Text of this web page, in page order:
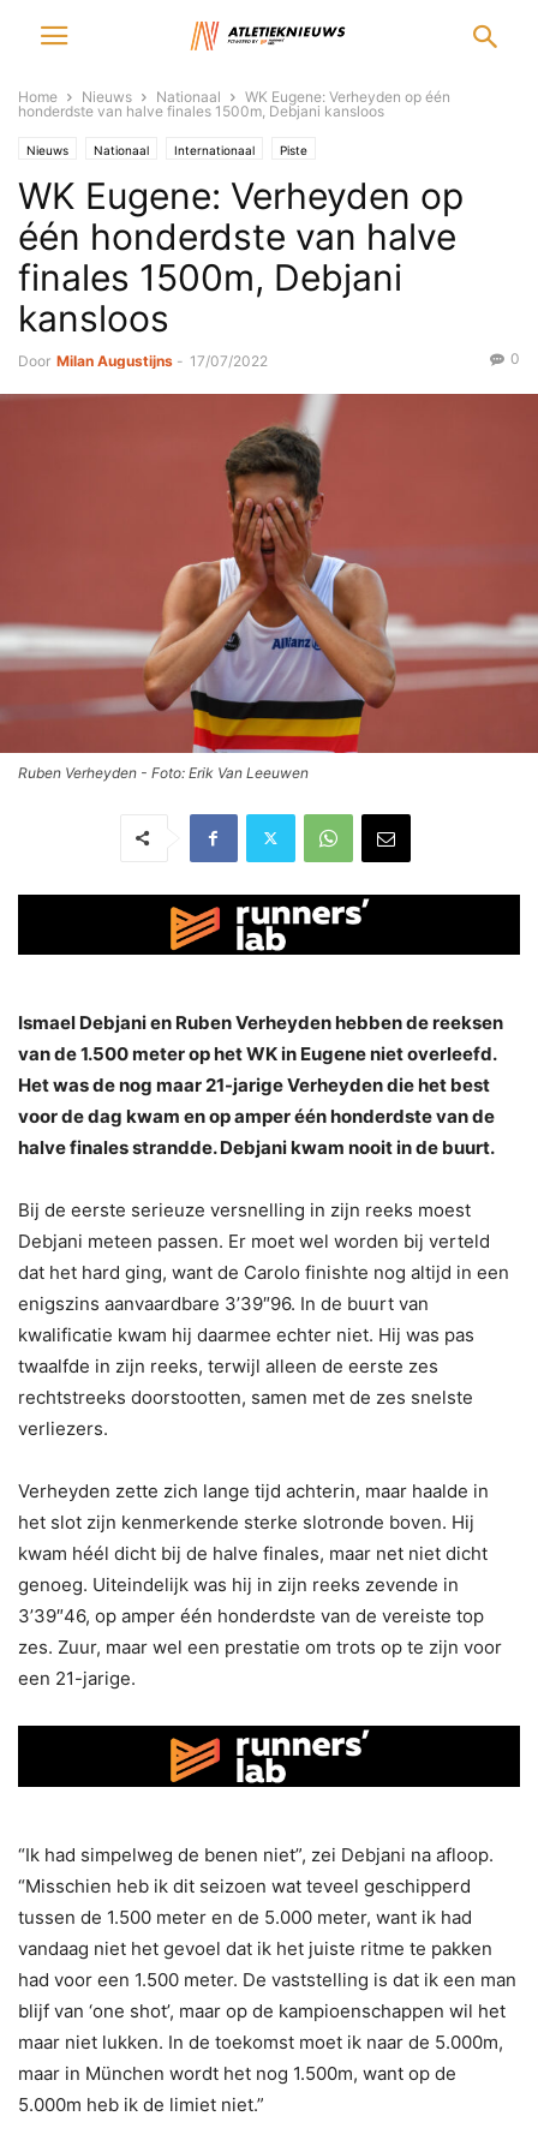
Home Nieuws Nationaal
WK Eugene: Verheyden op één
honderdste van halve finales 1500m, Debjani kansloos
Nieuws Nationaal Internationaal Piste
WK Eugene: Verheyden op
één honderdste van halve
finales 1500m, Debjani
kansloos
Door Milan Augustijns - 17/07/2022 0
Ruben Verheyden - Foto: Erik Van Leeuwen
Ismael Debjani en Ruben Verheyden hebben de reeksen
van de 1.500 meter op het WK in Eugene niet overleefd.
Het was de nog maar 21-jarige Verheyden die het best
voor de dag kwam en op amper één honderdste van de
halve finales strandde. Debjani kwam nooit in de buurt.
Bij de eerste serieuze versnelling in zijn reeks moest
Debjani meteen passen. Er moet wel worden bij verteld
dat het hard ging, want de Carolo finishte nog altijd in een
enigszins aanvaardbare 3’39″96. In de buurt van
kwalificatie kwam hij daarmee echter niet. Hij was pas
twaalfde in zijn reeks, terwijl alleen de eerste zes
rechtstreeks doorstootten, samen met de zes snelste
verliezers.
Verheyden zette zich lange tijd achterin, maar haalde in
het slot zijn kenmerkende sterke slotronde boven. Hij
kwam héél dicht bij de halve finales, maar net niet dicht
genoeg. Uiteindelijk was hij in zijn reeks zevende in
3’39″46, op amper één honderdste van de vereiste top
zes. Zuur, maar wel een prestatie om trots op te zijn voor
een 21-jarige.
“Ik had simpelweg de benen niet”, zei Debjani na afloop.
“Misschien heb ik dit seizoen wat teveel geschipperd
tussen de 1.500 meter en de 5.000 meter, want ik had
vandaag niet het gevoel dat ik het juiste ritme te pakken
had voor een 1.500 meter. De vaststelling is dat ik een man
blijf van ‘one shot’, maar op de kampioenschappen wil het
maar niet lukken. In de toekomst moet ik naar de 5.000m,
maar in München wordt het nog 1.500m, want op de
5.000m heb ik de limiet niet.”